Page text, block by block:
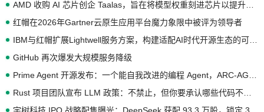
红帽在2026年Gartner云原生应用平台魔力象限中被评为领导者
GitHub 再次爆发大规模服务降级